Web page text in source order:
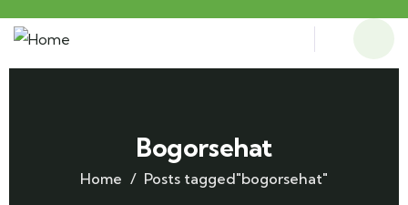
Bogorsehat
Home Posts tagged"bogorsehat"